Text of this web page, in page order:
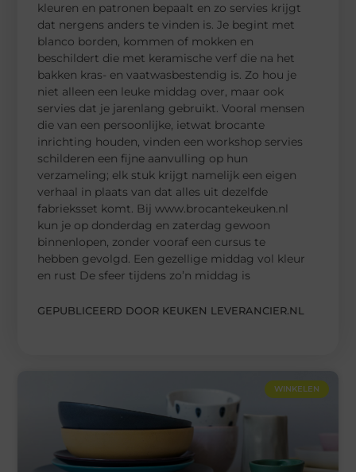
kleuren en patronen bepaalt en zo servies krijgt
dat nergens anders te vinden is. Je begint met
blanco borden, kommen of mokken en
beschildert die met keramische verf die na het
bakken kras- en vaatwasbestendig is. Zo hou je
niet alleen een leuke middag over, maar ook
servies dat je jarenlang gebruikt. Vooral mensen
die van een persoonlijke, ietwat brocante
inrichting houden, vinden een workshop servies
schilderen een fijne aanvulling op hun
verzameling; elk stuk krijgt namelijk een eigen
verhaal in plaats van dat alles uit dezelfde
fabrieksset komt. Bij www.brocantekeuken.nl
kun je op donderdag en zaterdag gewoon
binnenlopen, zonder vooraf een cursus te
hebben gevolgd. Een gezellige middag vol kleur
en rust De sfeer tijdens zo’n middag is
GEPUBLICEERD DOOR KEUKEN LEVERANCIER.NL
WINKELEN